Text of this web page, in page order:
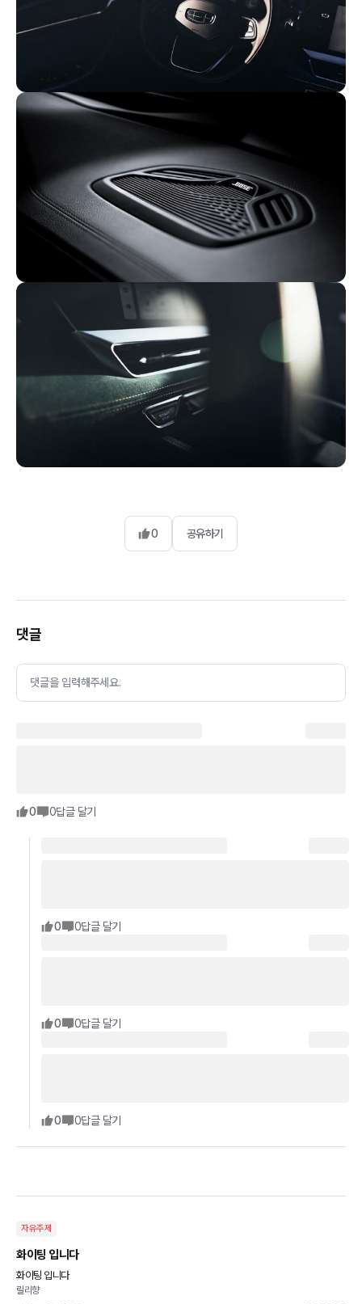
0 공유하기
댓글
댓글을 입력해주세요.
0 0답글 달기
0 0답글 달기
0 0답글 달기
0 0답글 달기
자유주제
화이팅 입니다
화이팅 입니다
릴리향